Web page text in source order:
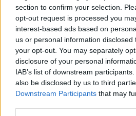
section to confirm your selection.
opt-out request is processed you
interest-based ads based on
us or personal information
your opt-out. You may separately
disclosure of your personal
IAB’s list of downstream
also be disclosed by us to third
Downstream Participants that may
RELACIONADOS